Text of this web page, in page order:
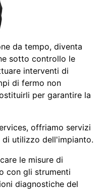
da tempo, diventa
sotto controllo le
interventi di
di fermo non
per garantire la
offriamo servizi
utilizzo dell'impianto.
le misure di
con gli strumenti
diagnostiche del